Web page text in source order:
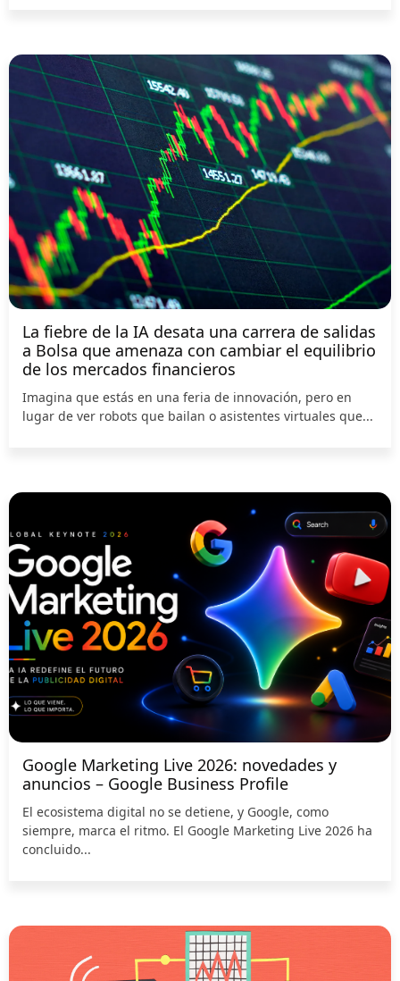
La fiebre de la IA desata una carrera de salidas
a Bolsa que amenaza con cambiar el equilibrio
de los mercados financieros
Imagina que estás en una feria de innovación, pero en
lugar de ver robots que bailan o asistentes virtuales que...
Google Marketing Live 2026: novedades y
anuncios – Google Business Profile
El ecosistema digital no se detiene, y Google, como
siempre, marca el ritmo. El Google Marketing Live 2026 ha
concluido...